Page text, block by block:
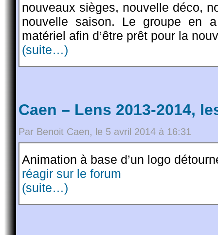
nouveaux sièges, nouvelle déco,
nouvelle saison. Le groupe en
matériel afin d’être prêt pour la
(suite…)
Caen – Lens 2013-2014,
Par Benoit Caen, le 5 avril 2014 à 16:31
Animation à base d’un logo
réagir sur le forum
(suite…)